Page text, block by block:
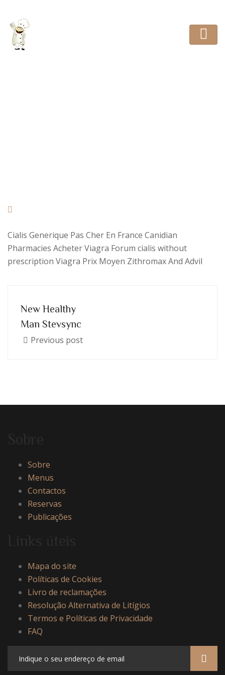
Cialis Generique Pas Cher En France Canidian
Pharmacies Acheter Viagra Forum cialis without
prescription Viagra Prix Moyen Zithromax And Advil
New Healthy
Man Stevsync
Previous post
Sobre
Menus
Contactos
Reservas
Publicações
Mapa do site
Políticas de Cookies
Livro de reclamações
Resolução Alternativa de Litígios
Termos e Políticas de Privacidade
FAQ